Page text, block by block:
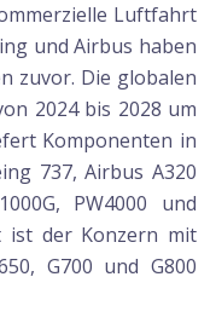
Luftfahrt
und Airbus haben
zuvor. Die globalen
2024 bis 2028 um
Komponenten in
737, Airbus A320
PW4000 und
ist der Konzern mit
G700 und G800